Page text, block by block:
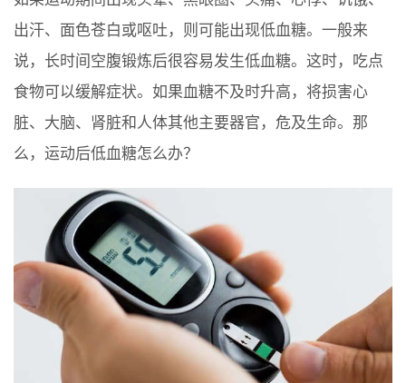
出汗、面色苍白或呕吐，则可能出现低血糖。一般来
说，长时间空腹锻炼后很容易发生低血糖。这时，吃点
食物可以缓解症状。如果血糖不及时升高，将损害心
脏、大脑、肾脏和人体其他主要器官，危及生命。那
么，运动后低血糖怎么办？